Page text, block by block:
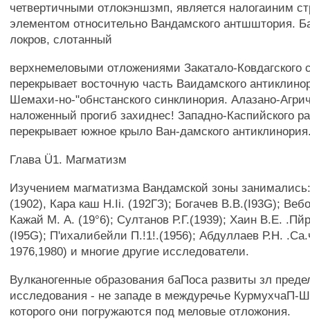
четвертичными отлокэншзмп, является налогаиним
элементом относительно Вандамского антшштория.
локров, слотанный
верхнемеловыми отложениями Закатало-Ковдагского
перекрывает восточную часть Ваидамского
Шемахи-но-"обнстанского синклинория. Алазано-
наложенный прогиб захиднес! Западно-Каспийского
перекрывает южное крыло Ван-дамского
Глава Ü1. Магматизм
Изучением магматизма Вандамской зоны
(1902), Кара каш H.Ii. (192ГЗ); Богачев B.B.(I93G);
Кажай М. А. (19°6); Султанов Р.Г.(1939); Хаин В.Е.
(I95G); П'ихалибейли П.!1!.(1956); Абдуллаев Р.Н.
1976,1980) и многие другие исследователи.
Вулканогенные образования баПоса развиты зл
исследования - не западе в междуречье КурмухчаП-
которого они погружаются под меловые отложония.